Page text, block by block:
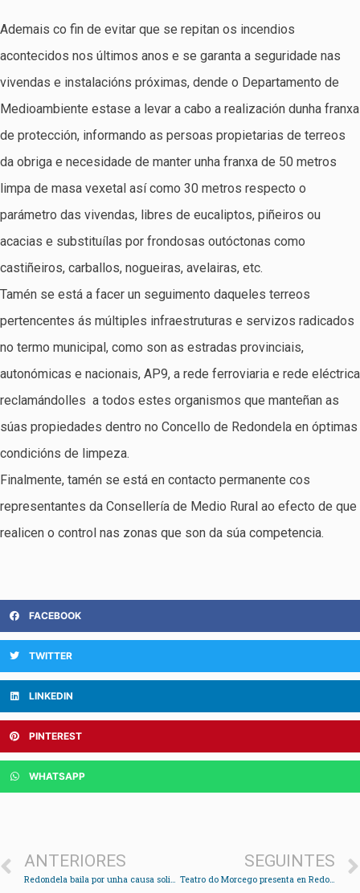
Ademais co fin de evitar que se repitan os incendios
acontecidos nos últimos anos e se garanta a seguridade nas
vivendas e instalacións próximas, dende o Departamento de
Medioambiente estase a levar a cabo a realización dunha franxa
de protección, informando as persoas propietarias de terreos
da obriga e necesidade de manter unha franxa de 50 metros
limpa de masa vexetal así como 30 metros respecto o
parámetro das vivendas, libres de eucaliptos, piñeiros ou
acacias e substituílas por frondosas outóctonas como
castiñeiros, carballos, nogueiras, avelairas, etc.
Tamén se está a facer un seguimento daqueles terreos
pertencentes ás múltiples infraestruturas e servizos radicados
no termo municipal, como son as estradas provinciais,
autonómicas e nacionais, AP9, a rede ferroviaria e rede eléctrica
reclamándolles a todos estes organismos que manteñan as
súas propiedades dentro no Concello de Redondela en óptimas
condicións de limpeza.
Finalmente, tamén se está en contacto permanente cos
representantes da Consellería de Medio Rural ao efecto de que
realicen o control nas zonas que son da súa competencia.
FACEBOOK
TWITTER
LINKEDIN
PINTEREST
WHATSAPP
ANTERIORES
Redondela baila por unha causa solidaria
SEGUINTES
Teatro do Morcego presenta en Redondela “Nosa señora das nubes”